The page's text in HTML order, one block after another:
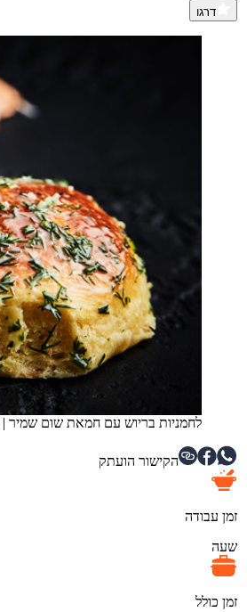
דרגו
לחמניות בריוש עם חמאת שום שמיר |
הקישור הועתק
זמן עבודה
שעה
זמן כולל